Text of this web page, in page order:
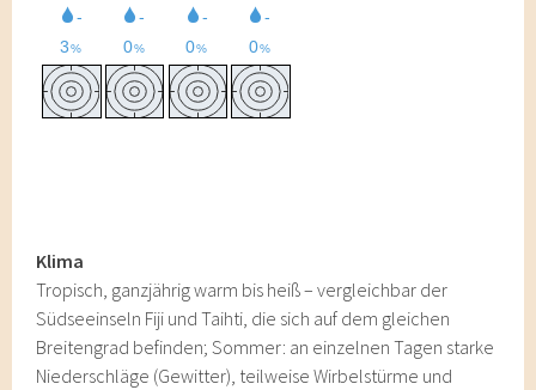
Klima
Tropisch, ganzjährig warm bis heiß – vergleichbar der
Südseeinseln Fiji und Taihti, die sich auf dem gleichen
Breitengrad befinden; Sommer: an einzelnen Tagen starke
Niederschläge (Gewitter), teilweise Wirbelstürme und